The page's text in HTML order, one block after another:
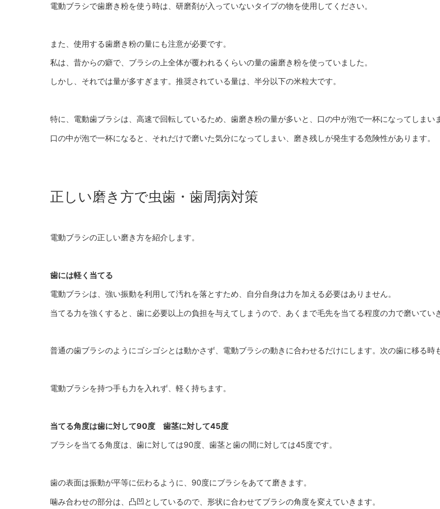
電動ブラシで歯磨き粉を使う時は、研磨剤が入っていないタイプの物を使用してください。
また、使用する歯磨き粉の量にも注意が必要です。
私は、昔からの癖で、ブラシの上全体が覆われるくらいの量の歯磨き粉を使っていました。
しかし、それでは量が多すぎます。推奨されている量は、半分以下の米粒大です。
特に、電動歯ブラシは、高速で回転しているため、歯磨き粉の量が多いと、口の中が泡で一杯になってしまい
口の中が泡で一杯になると、それだけで磨いた気分になってしまい、磨き残しが発生する危険性があります。
正しい磨き方で虫歯・歯周病対策
電動ブラシの正しい磨き方を紹介します。
歯には軽く当てる
電動ブラシは、強い振動を利用して汚れを落とすため、自分自身は力を加える必要はありません。
当てる力を強くすると、歯に必要以上の負担を与えてしまうので、あくまで毛先を当てる程度の力で磨いてい
普通の歯ブラシのようにゴシゴシとは動かさず、電動ブラシの動きに合わせるだけにします。次の歯に移る
電動ブラシを持つ手も力を入れず、軽く持ちます。
当てる角度は歯に対して90度 歯茎に対して45度
ブラシを当てる角度は、歯に対しては90度、歯茎と歯の間に対しては45度です。
歯の表面は振動が平等に伝わるように、90度にブラシをあてて磨きます。
噛み合わせの部分は、凸凹としているので、形状に合わせてブラシの角度を変えていきます。